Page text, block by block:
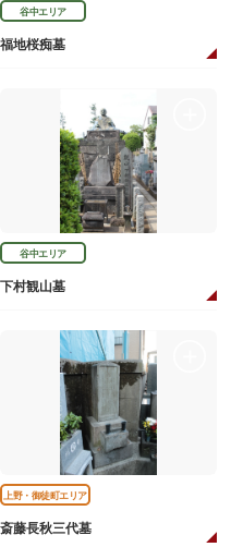
谷中エリア
福地桜痴墓
谷中エリア
下村観山墓
上野・御徒町エリア
斎藤長秋三代墓